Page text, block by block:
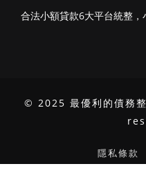
合法小額貸款6大平台統整，
© 2025 最優利的債務
隱私條款